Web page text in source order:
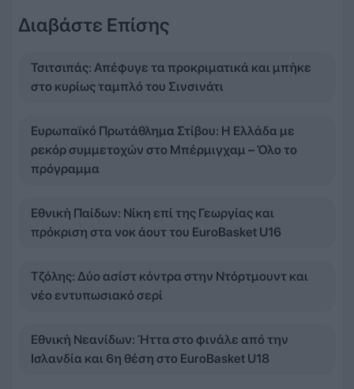
Διαβάστε Επίσης
Τσιτσιπάς: Απέφυγε τα προκριματικά και μπήκε
στο κυρίως ταμπλό του Σινσινάτι
Ευρωπαϊκό Πρωτάθλημα Στίβου: Η Ελλάδα με
ρεκόρ συμμετοχών στο Μπέρμιγχαμ – Όλο το
πρόγραμμα
Εθνική Παίδων: Νίκη επί της Γεωργίας και
πρόκριση στα νοκ άουτ του EuroBasket U16
Τζόλης: Δύο ασίστ κόντρα στην Ντόρτμουντ και
νέο εντυπωσιακό σερί
Εθνική Νεανίδων: Ήττα στο φινάλε από την
Ισλανδία και 6η θέση στο EuroBasket U18